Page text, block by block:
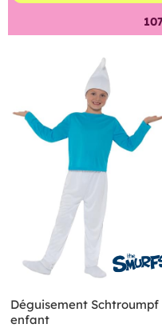
107
Déguisement Schtroumpf
enfant